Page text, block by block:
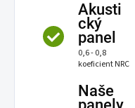
Akusti
cký
panel
0,6 - 0,8
koeficient NRC
Naše